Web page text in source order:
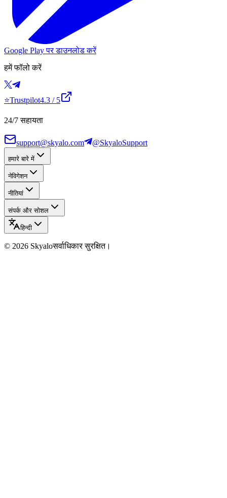
Google Play पर डाउनलोड करें
हमें फॉलो करें
⭐Trustpilot4.3 / 5
24/7 सहायता
support@skyalo.com @SkyaloSupport
हमारे बारे में
नेविगेशन
नीतियां
संपर्क और सोशल
हिन्दी
© 2026 Skyaloसर्वाधिकार सुरक्षित।